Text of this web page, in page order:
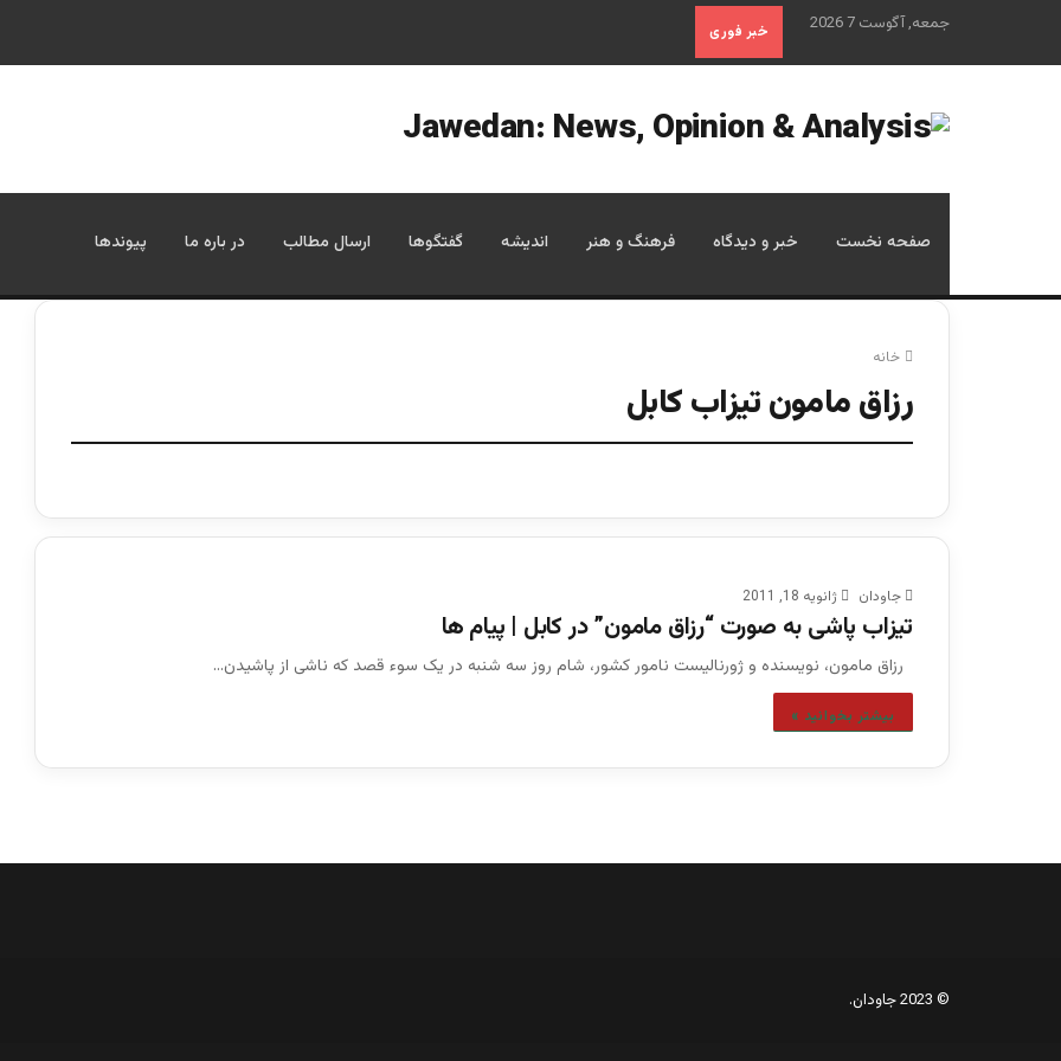
جمعه, آگوست 7 2026 خبر فوری
صفحه نخست خبر و دیدگاه فرهنگ و هنر اندیشه گفتگوها ارسال مطالب در باره ما پیوندها
خانه
رزاق مامون تیزاب کابل
جاودان ژانویه 18, 2011
تیزاب پاشی به صورت “رزاق مامون” در کابل | پیام ها
رزاق مامون، نویسنده و ژورنالیست نامور کشور، شام روز سه شنبه در یک سوء قصد که ناشی از پاشیدن…
بیشتر بخوانید »
© 2023 جاودان.